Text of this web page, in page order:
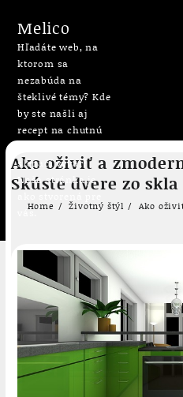
Skip
content
Melico
Hľadáte web, na
ktorom sa
nezabúda na
šteklivé témy? Kde
by ste našli aj
recept na chutnú
slepačí vývar?
Naša stránka je
vás.
Ako oživiť a
Skúste dvere zo skla
Home Životný štýl
Ako